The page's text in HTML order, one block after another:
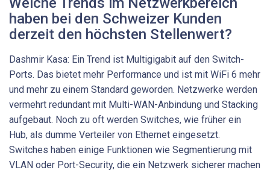
haben bei den Schweizer ­Kunden
derzeit den höchsten Stellenwert?
Dashmir Kasa: Ein Trend ist Multigigabit auf den Switch-
Ports. Das bietet mehr Performance und ist mit WiFi 6 mehr
und mehr zu einem Standard geworden. Netzwerke werden
vermehrt redundant mit Multi-WAN-Anbindung und Stacking
aufgebaut. Noch zu oft werden Switches, wie früher ein
Hub, als dumme Verteiler von Ethernet eingesetzt.
Switches haben einige Funktionen wie Segmentierung mit
VLAN oder Port-Security, die ein Netzwerk sicherer machen